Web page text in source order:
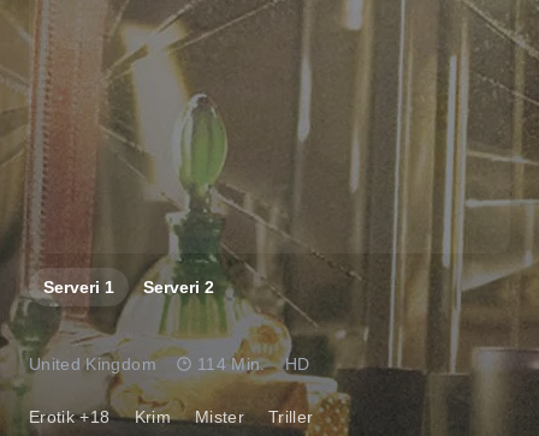
Serveri 1 Serveri 2
Erotik +18 Krim Mister Triller
United Kingdom 114 Min. HD